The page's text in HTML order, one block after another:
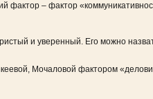
фактор – фактор
и уверенный. Его можно
Мочаловой фактором